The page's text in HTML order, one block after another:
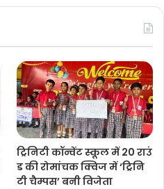
ट्रिनिटी कॉन्वेंट स्कूल में 20 राउं
ड की रोमांचक क्विज में ‘ट्रिनि
टी चैम्पस’ बनी विजेता